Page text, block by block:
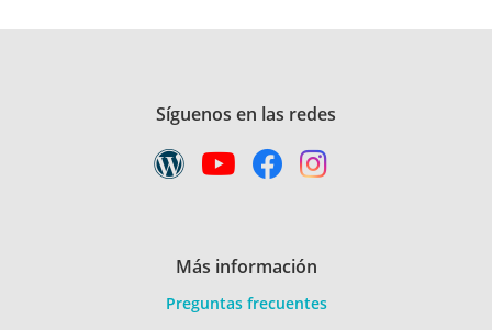
Síguenos en las redes
Más información
Preguntas frecuentes